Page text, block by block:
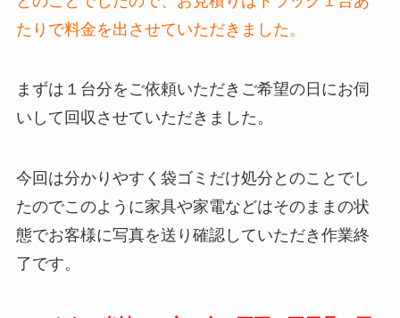
たりで料金を出させていただきました。
まずは１台分をご依頼いただきご希望の日にお伺
いして回収させていただきました。
今回は分かりやすく袋ゴミだけ処分とのことでし
たのでこのように家具や家電などはそのままの状
態でお客様に写真を送り確認していただき作業終
了です。